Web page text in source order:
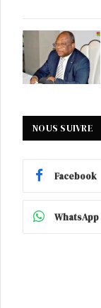
NOUS SUIVRE
Facebook
WhatsApp